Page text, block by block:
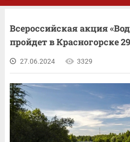
Всероссийская акция
пройдет в Красногорске
27.06.2024 3329